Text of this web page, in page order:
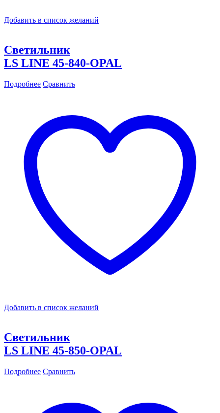
Добавить в список желаний
Светильник
LS LINE 45-840-OPAL
Подробнее Сравнить
Добавить в список желаний
Светильник
LS LINE 45-850-OPAL
Подробнее Сравнить